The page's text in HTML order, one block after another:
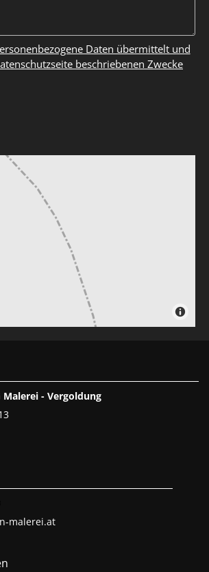
Daten übermittelt und
beschriebenen Zwecke
Malerei - Vergoldung
malerei.at